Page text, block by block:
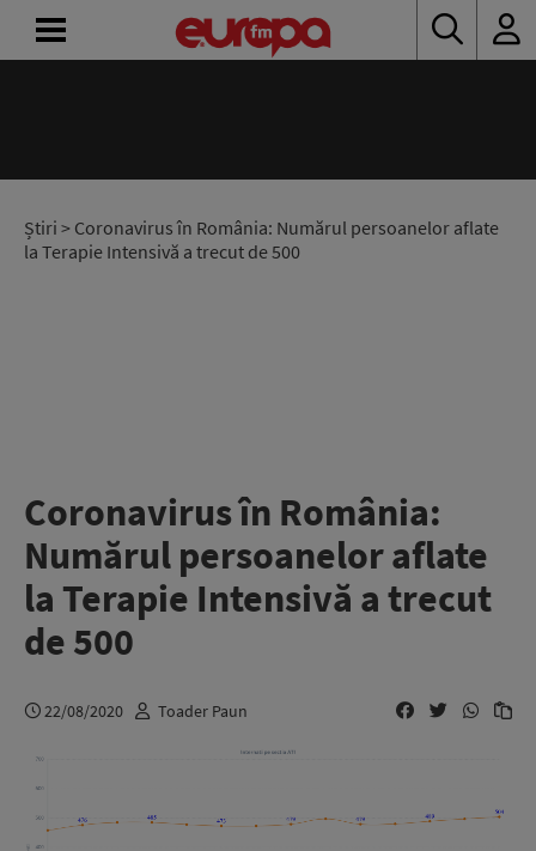
Știri > Coronavirus în România: Numărul persoanelor aflate
la Terapie Intensivă a trecut de 500
Coronavirus în România:
Numărul persoanelor aflate
la Terapie Intensivă a trecut
de 500
22/08/2020 Toader Paun
RADIO